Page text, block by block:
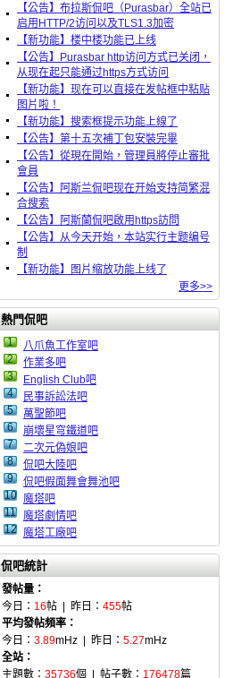
【公告】布拉斯侃吧（Purasbar）全站已
启用HTTP/2访问以及TLS1.3加密
【新功能】楼中楼功能已上线
【公告】Purasbar http访问方式已关闭，
从现在起只能通过https方式访问
【新功能】现在可以直接在发帖框中粘贴
图片啦！
【新功能】搜索框提示功能上線了
【公告】第十五次補丁包安裝完畢
【公告】從現在開始，管理員將停止審批
會員
【公告】阿斯兰侃吧现在开始支持简繁混
合搜索
【公告】阿斯蘭侃吧啟用https訪問
【公告】从今天开始，本站实行主题编号
制
【新功能】图片缩放功能上线了
更多>>
熱門侃吧
1
八爪魚工作室吧
2
作業多吧
3
English Club吧
4
民事訴訟法吧
5
萬聖節吧
6
崩壞星穹鐵道吧
7
二次元偽娘吧
8
侃吧大陸吧
9
侃吧假面舞會舞池吧
10 魔塔吧
11 魔塔劇情吧
12 魔塔工廠吧
侃吧統計
發帖量：
今日： 16帖 | 昨日： 455帖
平均發帖頻率：
今日： 3.89mHz | 昨日： 5.27mHz
全站：
主題數： 35736個 | 帖子數： 176478篇